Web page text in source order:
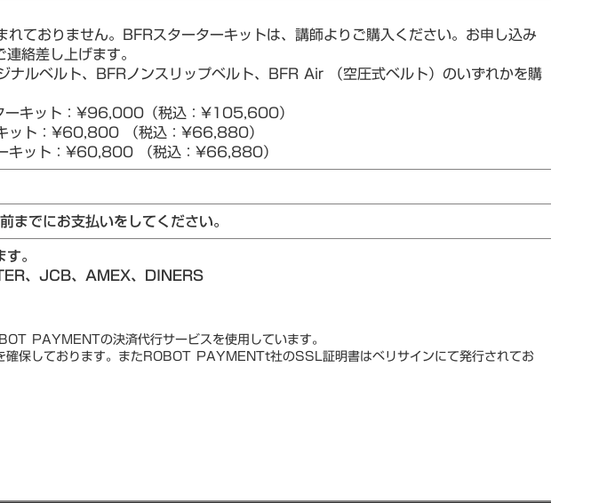
ておりません。BFRスターターキットは、講師よりご購入ください。お申し込み
絡差し上げます。
ナルベルト、BFRノンスリップベルト、BFR Air （空圧式ベルト）のいずれかを購
ーキット：¥96,000（税込：¥105,600）
ット：¥60,800 （税込：¥66,880）
キット：¥60,800 （税込：¥66,880）
でにお支払いをしてください。
。
、JCB、AMEX、DINERS
PAYMENTの決済代行サービスを使用しています。
保しております。またROBOT PAYMENTt社のSSL証明書はベリサインにて発行されてお